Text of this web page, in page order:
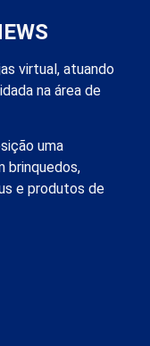
virtual, atuando
na área de
uma
brinquedos,
e produtos de